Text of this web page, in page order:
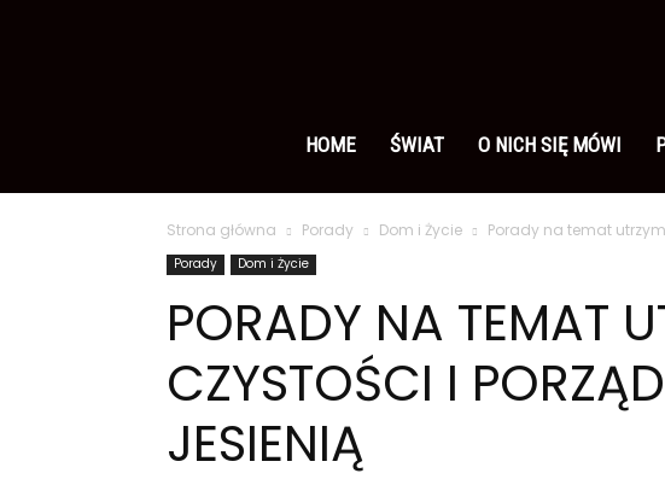
polsku
HOME ŚWIAT O NICH SIĘ MÓWI
Strona główna Porady Dom i Życie Porady na temat
Porady Dom i Życie
PORADY NA TEMAT
CZYSTOŚCI I
JESIENIĄ